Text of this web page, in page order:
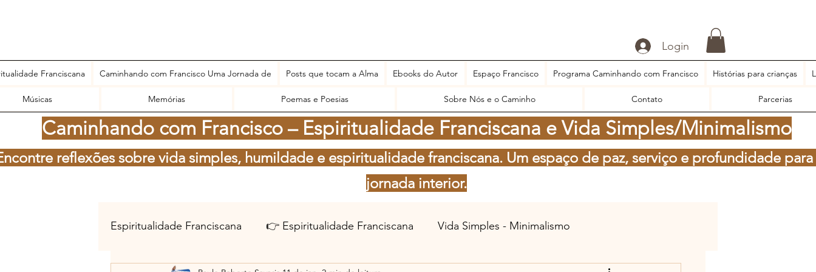
Login
Franciscana Caminhando com Francisco Uma Jornada de Posts que tocam a Alma Ebooks do Autor Espaço Francisco Programa Caminhando com Francisco Histórias para crianças
Músicas Memórias Poemas e Poesias Sobre Nós e o Caminho Contato Parcerias
Caminhando com Francisco – Espiritualidade Franciscana e Vida Simples/Minimalismo
reflexões sobre vida simples, humildade e espiritualidade franciscana. Um espaço de paz, serviço e profundidade para
jornada interior.
Espiritualidade Franciscana 👉 Espiritualidade Franciscana Vida Simples - Minimalismo